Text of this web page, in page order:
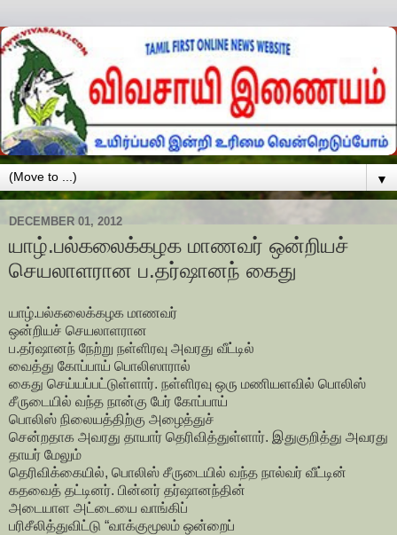
▼
DECEMBER 01, 2012
யாழ்.பல்கலைக்கழக மாணவர் ஒன்றியச்
செயலாளரான ப.தர்ஷானந் கைது
யாழ்.பல்கலைக்கழக மாணவர்
ஒன்றியச் செயலாளரான
ப.தர்ஷானந் நேற்று நள்ளிரவு அவரது வீட்டில்
வைத்து கோப்பாய் பொலிஸாரால்
கைது செய்யப்பட்டுள்ளார். நள்ளிரவு ஒரு மணியளவில் பொலிஸ்
சீருடையில் வந்த நான்கு பேர் கோப்பாய்
பொலிஸ் நிலையத்திற்கு அழைத்துச்
சென்றதாக அவரது தாயார் தெரிவித்துள்ளார். இதுகுறித்து அவரது
தாயர் மேலும்
தெரிவிக்கையில், பொலிஸ் சீருடையில் வந்த நால்வர் வீட்டின்
கதவைத் தட்டினர். பின்னர் தர்ஷானந்தின்
அடையாள அட்டையை வாங்கிப்
பரிசீலித்துவிட்டு “வாக்குமூலம் ஒன்றைப்